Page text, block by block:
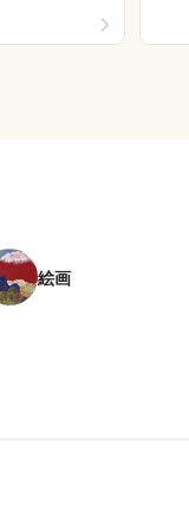
絵画